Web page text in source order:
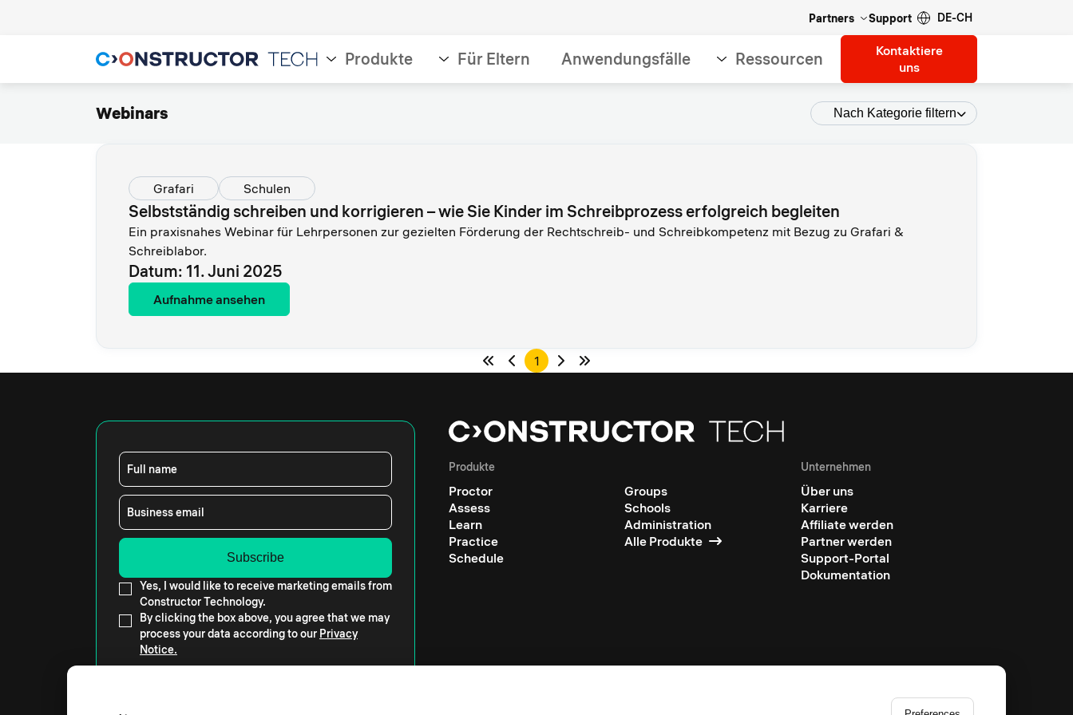
Partners Support DE-CH
Produkte Für Eltern Anwendungsfälle Ressourcen
Kontaktiere
uns
Webinars Nach Kategorie filtern
Grafari Schulen
Selbstständig schreiben und korrigieren – wie Sie Kinder im Schreibprozess erfolgreich begleiten
Ein praxisnahes Webinar für Lehrpersonen zur gezielten Förderung der Rechtschreib- und Schreibkompetenz mit Bezug zu Grafari &
Schreiblabor.
Datum: 11. Juni 2025
Aufnahme ansehen
1
Full name
Business email
Yes, I would like to receive marketing emails from
Constructor Technology.
By clicking the box above, you agree that we may
process your data according to our Privacy
Notice.
Produkte
Proctor
Assess
Learn
Practice
Schedule
Groups
Schools
Administration
Alle Produkte
Unternehmen
Über uns
Karriere
Affiliate werden
Partner werden
Support-Portal
Dokumentation